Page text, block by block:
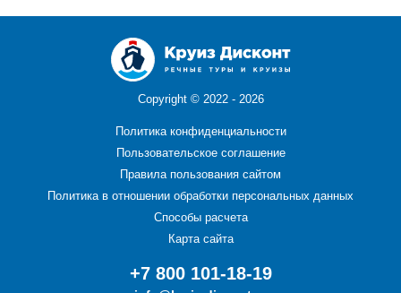
Copyright © 2022 - 2026
Политика конфиденциальности
Пользовательское соглашение
Правила пользования сайтом
Политика в отношении обработки персональных данных
Способы расчета
Карта сайта
+7 800 101-18-19